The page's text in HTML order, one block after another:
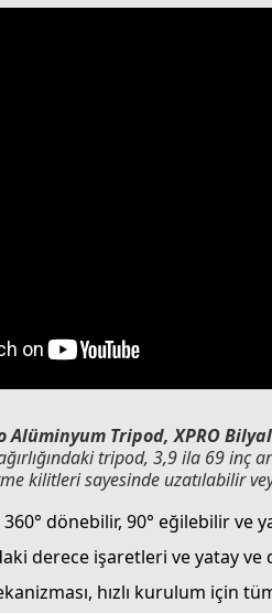
Alüminyum Tripod, XPRO
tripod, 3,9 ila 69 inç
kilitleri sayesinde uzatılabilir
360° dönebilir, 90° eğilebilir ve
derece işaretleri ve yatay
hızlı kurulum için